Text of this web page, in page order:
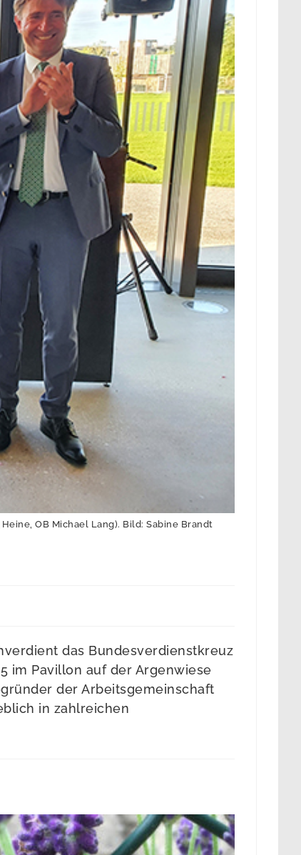
OB Michael Lang). Bild: Sabine Brandt
das Bundesverdienstkreuz
im Pavillon auf der Argenwiese
der Arbeitsgemeinschaft
in zahlreichen